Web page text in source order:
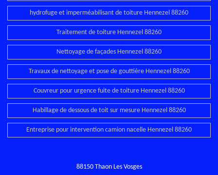
hydrofuge et imperméabilisant de toiture Hennezel 88260
Traitement de toiture Hennezel 88260
Nettoyage de façades Hennezel 88260
Travaux de nettoyage et pose de gouttière Hennezel 88260
Couvreur pour urgence fuite de toiture Hennezel 88260
Habillage de dessous de toit sur mesure Hennezel 88260
Entreprise pour intervention camion nacelle Hennezel 88260
88150 Thaon Les Vosges